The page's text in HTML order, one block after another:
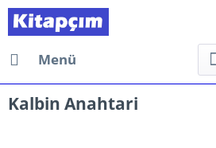
Menü
Kalbin Anahtari